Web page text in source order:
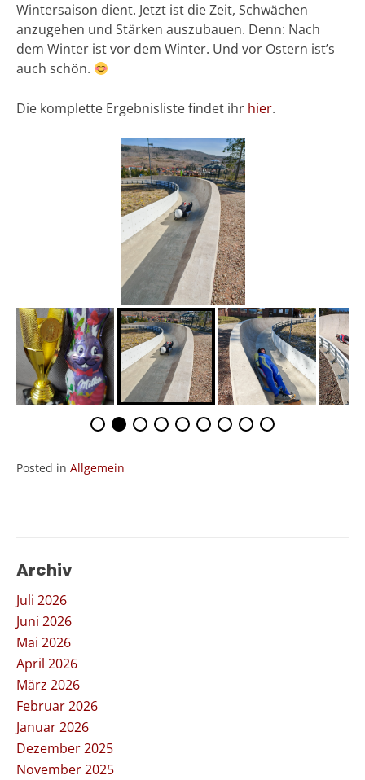
Wintersaison dient. Jetzt ist die Zeit, Schwächen
anzugehen und Stärken auszubauen. Denn: Nach
dem Winter ist vor dem Winter. Und vor Ostern ist’s
auch schön.
Die komplette Ergebnisliste findet ihr hier.
Posted in Allgemein
Archiv
Juli 2026
Juni 2026
Mai 2026
April 2026
März 2026
Februar 2026
Januar 2026
Dezember 2025
November 2025